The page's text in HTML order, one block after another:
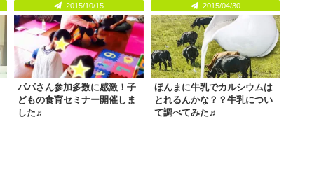
2015/10/15
パパさん参加多数に感激！子
どもの食育セミナー開催しま
した♬
2015/04/30
ほんまに牛乳でカルシウムは
とれるんかな？？牛乳につい
て調べてみた♬